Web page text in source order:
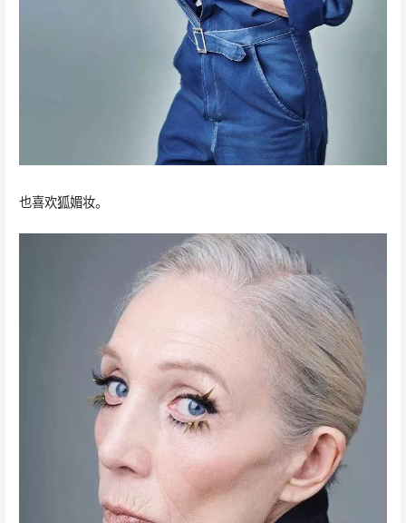
也喜欢狐媚妆。